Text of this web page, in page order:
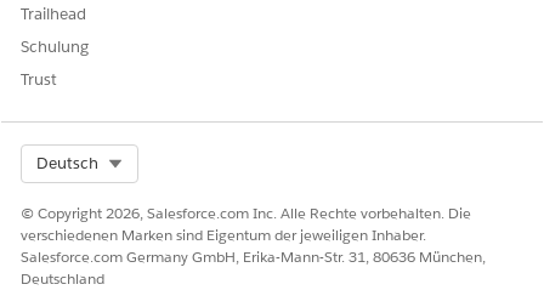
KONNTEN SIE IHR PROBLEM MITHILFE DIESES ARTIKELS
Trailhead
Schulung
Trust
Deutsch
© Copyright 2026, Salesforce.com Inc. Alle Rechte vorbehalten. Die
verschiedenen Marken sind Eigentum der jeweiligen Inhaber.
Salesforce.com Germany GmbH, Erika-Mann-Str. 31, 80636 München,
Deutschland